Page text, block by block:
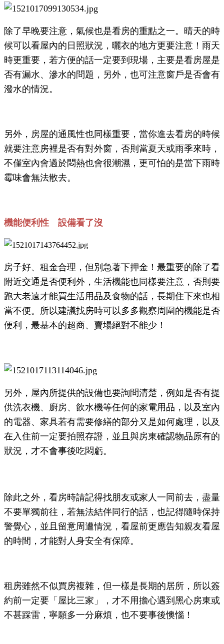
除了早晚要注意，氣候也是看房的重點之一。晴天的時
候可以看屋內的日照狀況，曬衣的地方更要注意！雨天
時更重要，若方便的話一定要到現場，主要是看房屋是
否有漏水、滲水的問題，另外，也可注意窗戶是否會有
潑水的情況。
另外，房屋的通風性也同樣重要，當你進去看房的時候
就要注意房裡是否有對外窗，否則當夏天或雨季來時，
不僅室內會過於悶熱也會很潮濕，更可怕的是當下雨時
霉味會無法散去。
機能便利性 設備看了沒
房子好、租金合理，但別急著下押金！最重要的除了看
附近交通是否便利外，生活機能也同樣要注意，否則要
跑大老遠才能買生活用品及食物的話，長期住下來也相
當不便。所以建議找房時可以多多觀察周圍的機能是否
便利，最基本的超商、賣場絕對不能少！
另外，屋內所提供的設備也要詢問清楚，例如是否有提
供洗衣機、廚房、飲水機等任何的家電用品，以及室內
的電器、家具若有需要修繕的部分又是如何處理，以及
在入住前一定要拍照存證，並且與房東確認物品原有的
狀況，才不會事後吃悶虧。
除此之外，看房時請記得找朋友或家人一同前去，盡量
不要單獨前往，若無法結伴同行的話，也記得隨時保持
警覺心，並且留意周遭情況，看屋前更應告知親友看屋
的時間，才能對人身安全有保障。
租房雖然不似買房複雜，但一樣是長期的居所，所以簽
約前一定要「屋比三家」，才不用擔心遇到黑心房東或
不甚踩雷，寧願多一分麻煩，也不要事後懊惱！